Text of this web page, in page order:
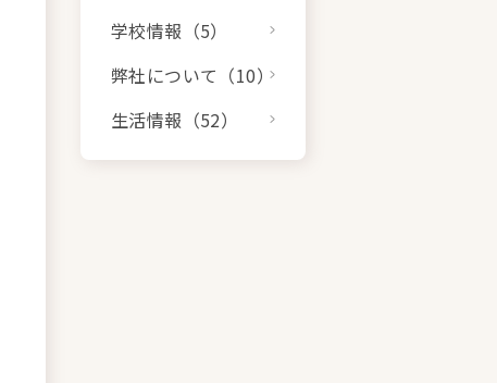
学校情報（5）
弊社について（10）
生活情報（52）